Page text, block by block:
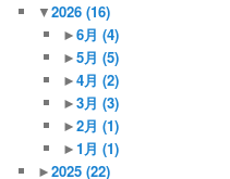
▼2026(16)
►6月 (4)
►5月 (5)
►4月 (2)
►3月 (3)
►2月 (1)
►1月 (1)
►2025(22)